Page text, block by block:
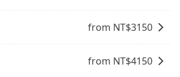
電話問的價格可能比民宿訂房網來
這些瑣碎的事，台灣本土的AsiaYo
得推薦。
from NT$3150
from NT$4150